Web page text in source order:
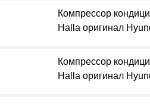
Компрессор
Halla оригинал
Компрессор
Halla оригинал